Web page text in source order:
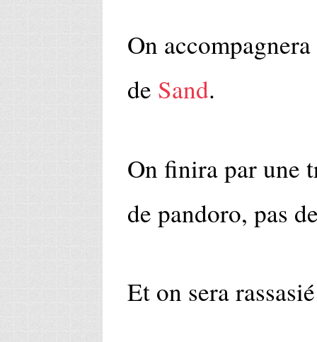
On
de Sand.
On finira par une
de pandoro, pas
Et on sera